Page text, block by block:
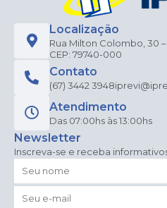
Localização
Rua Milton Colombo, 30
CEP: 79740-000
Contato
(67) 3442 3948
Atendimento
Das 07:00hs às 13:00hs
Newsletter
Inscreva-se e receba